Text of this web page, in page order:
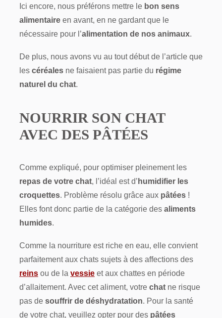
Ici encore, nous préférons mettre le bon sens
alimentaire en avant, en ne gardant que le
nécessaire pour l’alimentation de nos animaux.
De plus, nous avons vu au tout début de l’article que
les céréales ne faisaient pas partie du régime
naturel du chat.
NOURRIR SON CHAT
AVEC DES PÂTÉES
Comme expliqué, pour optimiser pleinement les
repas de votre chat, l’idéal est d’ humidifier les
croquettes. Problème résolu grâce aux pâtées !
Elles font donc partie de la catégorie des aliments
humides.
Comme la nourriture est riche en eau, elle convient
parfaitement aux chats sujets à des affections des
reins ou de la vessie et aux chattes en période
d’allaitement. Avec cet aliment, votre chat ne risque
pas de souffrir de déshydratation. Pour la santé
de votre chat, veuillez opter pour des pâtées